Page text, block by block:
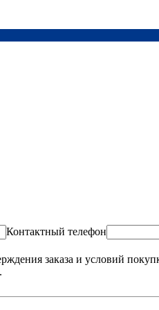
Контактный телефон
заказа и условий